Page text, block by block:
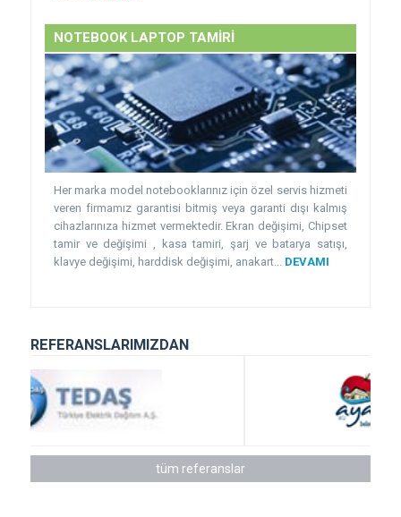
NOTEBOOK LAPTOP TAMİRİ
Her marka model notebooklarınız için özel servis hizmeti
veren firmamız garantisi bitmiş veya garanti dışı kalmış
cihazlarınıza hizmet vermektedir. Ekran değişimi, Chipset
tamir ve değişimi , kasa tamiri, şarj ve batarya satışı,
klavye değişimi, harddisk değişimi, anakart... DEVAMI
REFERANSLARIMIZDAN
tüm referanslar